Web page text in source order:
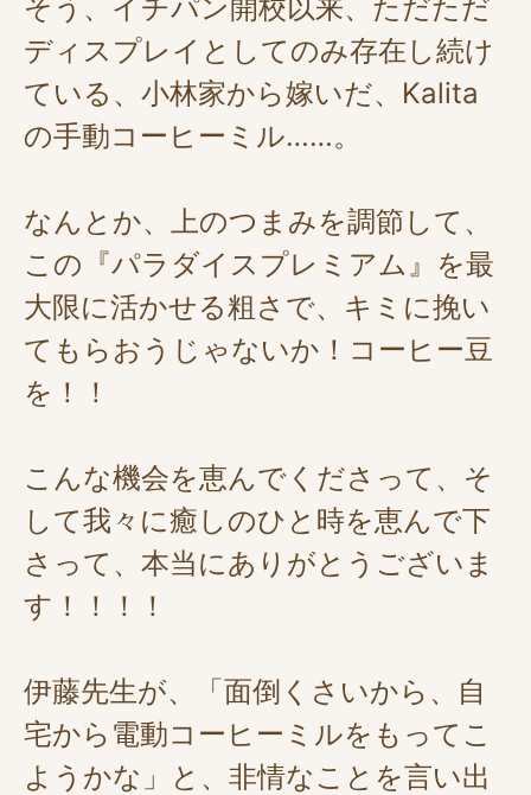
そう、イチパン開校以来、ただただ
ディスプレイとしてのみ存在し続け
ている、小林家から嫁いだ、Kalita
の手動コーヒーミル……。
なんとか、上のつまみを調節して、
この『パラダイスプレミアム』を最
大限に活かせる粗さで、キミに挽い
てもらおうじゃないか！コーヒー豆
を！！
こんな機会を恵んでくださって、そ
して我々に癒しのひと時を恵んで下
さって、本当にありがとうございま
す！！！！
伊藤先生が、「面倒くさいから、自
宅から電動コーヒーミルをもってこ
ようかな」と、非情なことを言い出